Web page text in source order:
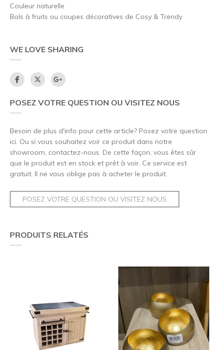
Couleur naturelle
Bols à fruits ou coupes décoratives de Cosy & Trendy
WE LOVE SHARING
POSEZ VOTRE QUESTION OU VISITEZ NOUS
Besoin de plus d'info pour cette article? Posez votre question
ici. Ou si vous souhaitez voir ce produit dans notre
showroom, contactez-nous. De cette façon, vous êtes sûr
que le produit est en stock et prêt à voir. Ce service est
gratuit. Il ne vous oblige pas à acheter le produit.
POSEZ VOTRE QUESTION OU VISITEZ NOUS
PRODUITS RELATÉS